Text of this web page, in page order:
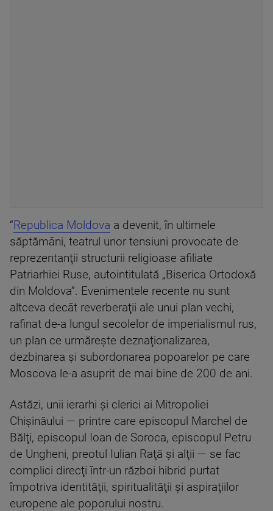
“Republica Moldova a devenit, în ultimele
săptămâni, teatrul unor tensiuni provocate de
reprezentanţii structurii religioase afiliate
Patriarhiei Ruse, autointitulată „Biserica Ortodoxă
din Moldova”. Evenimentele recente nu sunt
altceva decât reverberaţii ale unui plan vechi,
rafinat de-a lungul secolelor de imperialismul rus,
un plan ce urmăreşte deznaţionalizarea,
dezbinarea şi subordonarea popoarelor pe care
Moscova le-a asuprit de mai bine de 200 de ani.
Astăzi, unii ierarhi şi clerici ai Mitropoliei
Chişinăului — printre care episcopul Marchel de
Bălţi, episcopul Ioan de Soroca, episcopul Petru
de Ungheni, preotul Iulian Raţă şi alţii — se fac
complici direcţi într-un război hibrid purtat
împotriva identităţii, spiritualităţii şi aspiraţiilor
europene ale poporului nostru.